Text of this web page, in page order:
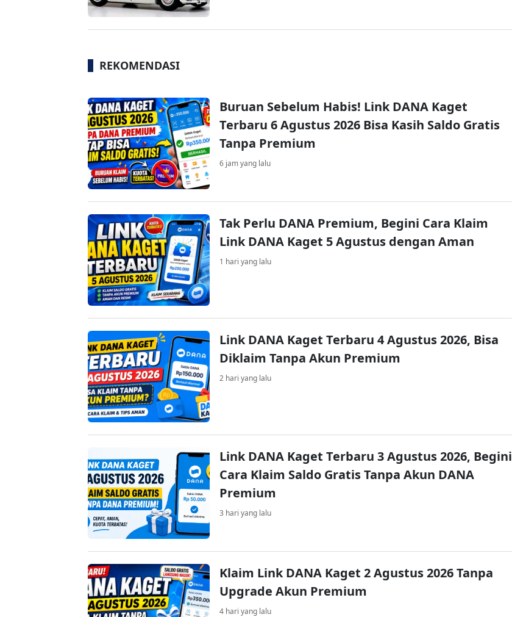
REKOMENDASI
Buruan Sebelum Habis! Link DANA Kaget
Terbaru 6 Agustus 2026 Bisa Kasih Saldo Gratis
Tanpa Premium
6 jam yang lalu
Tak Perlu DANA Premium, Begini Cara Klaim
Link DANA Kaget 5 Agustus dengan Aman
1 hari yang lalu
Link DANA Kaget Terbaru 4 Agustus 2026, Bisa
Diklaim Tanpa Akun Premium
2 hari yang lalu
Link DANA Kaget Terbaru 3 Agustus 2026, Begini
Cara Klaim Saldo Gratis Tanpa Akun DANA
Premium
3 hari yang lalu
Klaim Link DANA Kaget 2 Agustus 2026 Tanpa
Upgrade Akun Premium
4 hari yang lalu